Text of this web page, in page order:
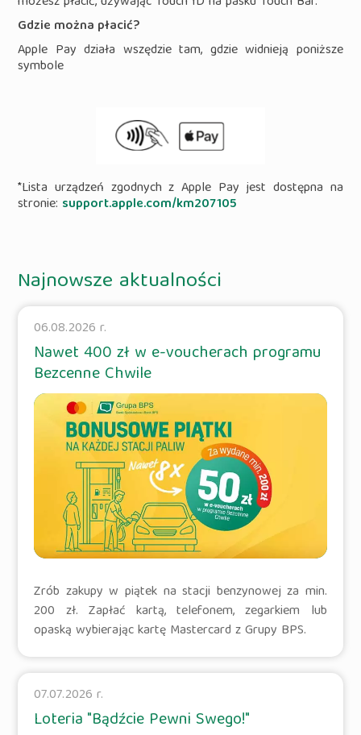
Gdzie można płacić?
Apple Pay działa wszędzie tam, gdzie widnieją poniższe
symbole
*Lista urządzeń zgodnych z Apple Pay jest dostępna na
stronie: support.apple.com/km207105
Najnowsze aktualności
06.08.2026 r.
Nawet 400 zł w e-voucherach programu
Bezcenne Chwile
Zrób zakupy w piątek na stacji benzynowej za min.
200 zł. Zapłać kartą, telefonem, zegarkiem lub
opaską wybierając kartę Mastercard z Grupy BPS.
07.07.2026 r.
Loteria "Bądźcie Pewni Swego!"